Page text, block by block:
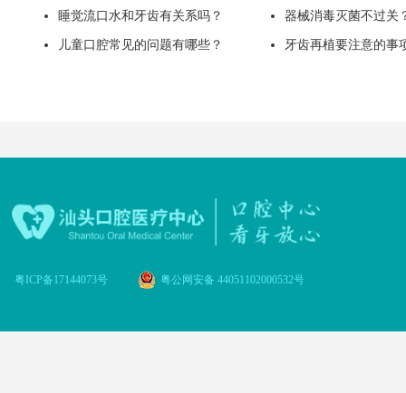
睡觉流口水和牙齿有关系吗？ 器械消毒灭菌不过关
儿童口腔常见的问题有哪些？ 牙齿再植要注意的事
粤ICP备17144073号 粤公网安备 44051102000532号